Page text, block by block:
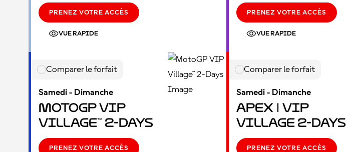
PRENEZ VOTRE ACCÈS
VUE RAPIDE
PRENEZ VOTRE ACCÈS
VUE RAPIDE
Comparer le forfait
Samedi - Dimanche
MotoGP VIP
Village™ 2-Days
PRENEZ VOTRE ACCÈS
Comparer le forfait
Samedi - Dimanche
Apex | VIP
Village 2-Days
PRENEZ VOTRE ACCÈS